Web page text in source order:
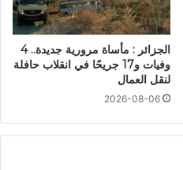
الجزائر : مأساة مرورية جديدة.. 4
وفيات و17 جريحًا في انقلاب حافلة
لنقل العمال
2026-08-06